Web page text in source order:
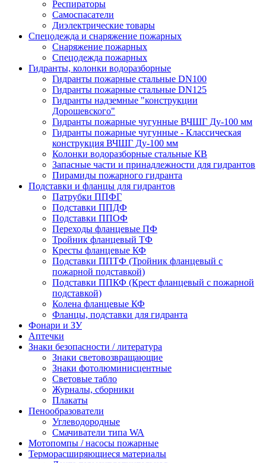
Респираторы
Самоспасатели
Диэлектрические товары
Спецодежда и снаряжение пожарных
Снаряжение пожарных
Спецодежда пожарных
Гидранты, колонки водоразборные
Гидранты пожарные стальные DN100
Гидранты пожарные стальные DN125
Гидранты надземные "конструкции
Дорошевского"
Гидранты пожарные чугунные ВЧШГ Ду-100 мм
Гидранты пожарные чугунные - Классическая
конструкция ВЧШГ Ду-100 мм
Колонки водоразборные стальные КВ
Запасные части и принадлежности для гидрантов
Пирамиды пожарного гидранта
Подставки и фланцы для гидрантов
Патрубки ППФГ
Подставки ППДФ
Подставки ППОФ
Переходы фланцевые ПФ
Тройник фланцевый ТФ
Кресты фланцевые КФ
Подставки ППТФ (Тройник фланцевый с
пожарной подставкой)
Подставки ППКФ (Крест фланцевый с пожарной
подставкой)
Колена фланцевые КФ
Фланцы, подставки для гидранта
Фонари и ЗУ
Аптечки
Знаки безопасности / литература
Знаки световозвращающие
Знаки фотолюминисцентные
Световые табло
Журналы, сборники
Плакаты
Пенообразователи
Углеводородные
Смачиватели типа WA
Мотопомпы / насосы пожарные
Терморасширяющиеся материалы